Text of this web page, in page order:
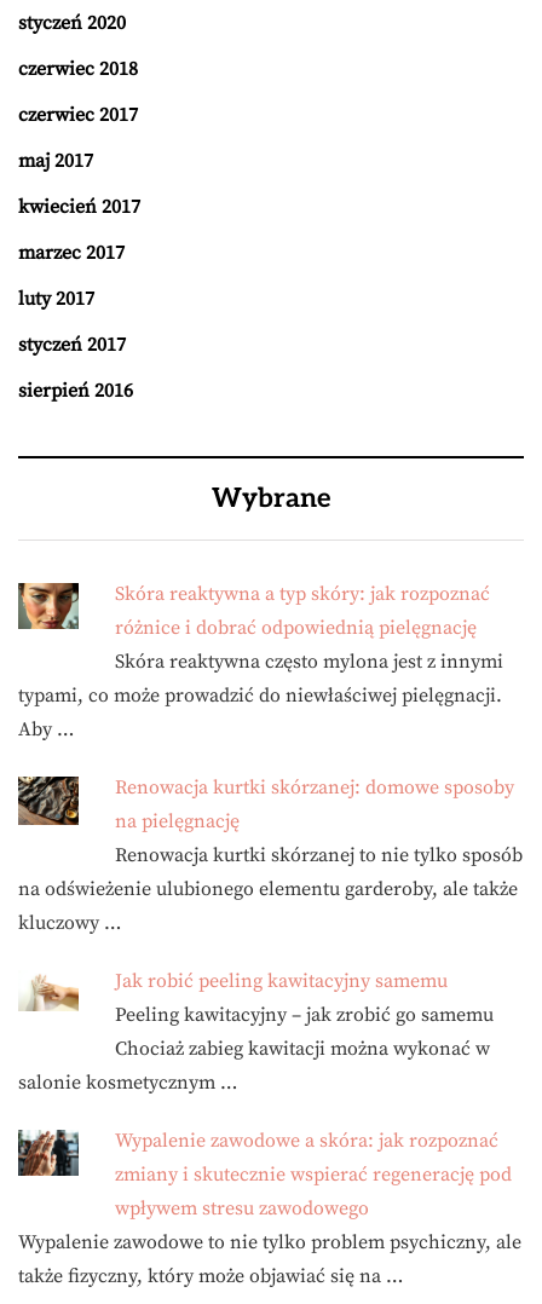
styczeń 2020
czerwiec 2018
czerwiec 2017
maj 2017
kwiecień 2017
marzec 2017
luty 2017
styczeń 2017
sierpień 2016
Wybrane
Skóra reaktywna a typ skóry: jak rozpoznać
różnice i dobrać odpowiednią pielęgnację
Skóra reaktywna często mylona jest z innymi
typami, co może prowadzić do niewłaściwej pielęgnacji.
Aby …
Renowacja kurtki skórzanej: domowe sposoby
na pielęgnację
Renowacja kurtki skórzanej to nie tylko sposób
na odświeżenie ulubionego elementu garderoby, ale także
kluczowy …
Jak robić peeling kawitacyjny samemu
Peeling kawitacyjny – jak zrobić go samemu
Chociaż zabieg kawitacji można wykonać w
salonie kosmetycznym …
Wypalenie zawodowe a skóra: jak rozpoznać
zmiany i skutecznie wspierać regenerację pod
wpływem stresu zawodowego
Wypalenie zawodowe to nie tylko problem psychiczny, ale
także fizyczny, który może objawiać się na …